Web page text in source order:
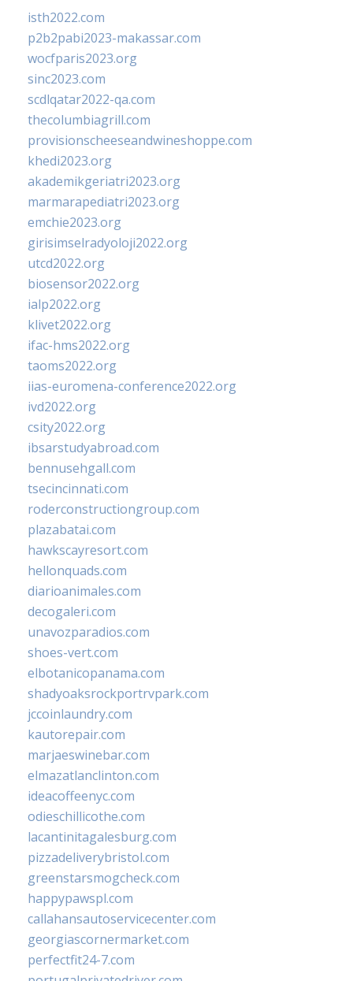
isth2022.com
p2b2pabi2023-makassar.com
wocfparis2023.org
sinc2023.com
scdlqatar2022-qa.com
thecolumbiagrill.com
provisionscheeseandwineshoppe.com
khedi2023.org
akademikgeriatri2023.org
marmarapediatri2023.org
emchie2023.org
girisimselradyoloji2022.org
utcd2022.org
biosensor2022.org
ialp2022.org
klivet2022.org
ifac-hms2022.org
taoms2022.org
iias-euromena-conference2022.org
ivd2022.org
csity2022.org
ibsarstudyabroad.com
bennusehgall.com
tsecincinnati.com
roderconstructiongroup.com
plazabatai.com
hawkscayresort.com
hellonquads.com
diarioanimales.com
decogaleri.com
unavozparadios.com
shoes-vert.com
elbotanicopanama.com
shadyoaksrockportrvpark.com
jccoinlaundry.com
kautorepair.com
marjaeswinebar.com
elmazatlanclinton.com
ideacoffeenyc.com
odieschillicothe.com
lacantinitagalesburg.com
pizzadeliverybristol.com
greenstarsmogcheck.com
happypawspl.com
callahansautoservicecenter.com
georgiascornermarket.com
perfectfit24-7.com